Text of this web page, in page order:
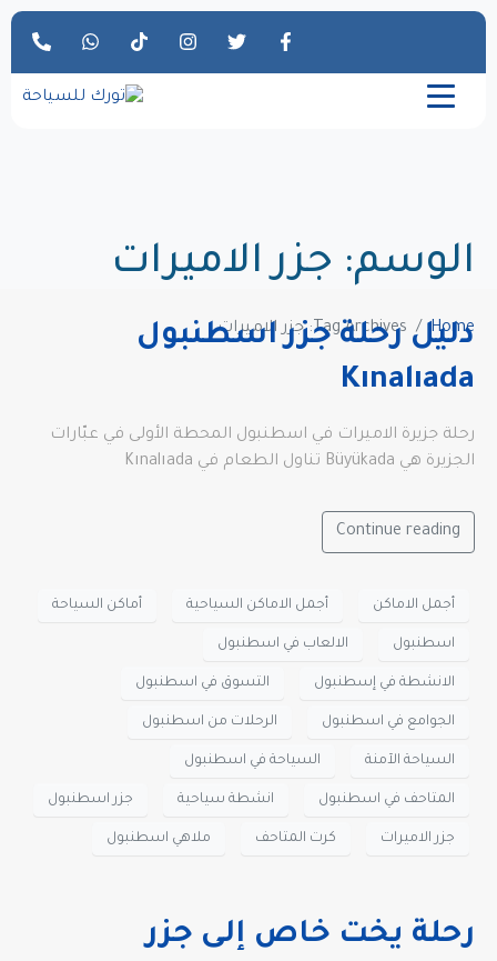
الوسم: جزر الاميرات
Home Tag Archives: جزر الاميرات
دليل رحلة جزر اسطنبول
Kınalıada
رحلة جزيرة الاميرات في اسطنبول المحطة الأولى في عبّارات
الجزيرة هي Büyükada تناول الطعام في Kınalıada
Continue reading
أجمل الاماكن أجمل الاماكن السياحية أماكن السياحة
اسطنبول الالعاب في اسطنبول
الانشطة في إسطنبول التسوق في اسطنبول
الجوامع في اسطنبول الرحلات من اسطنبول
السياحة الآمنة السياحة في اسطنبول
المتاحف في اسطنبول انشطة سياحية جزر اسطنبول
جزر الاميرات كرت المتاحف ملاهي اسطنبول
رحلة يخت خاص إلى جزر